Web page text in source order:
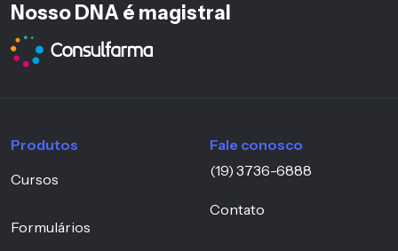
Nosso DNA é magistral
Produtos
Cursos
Formulários
Fale conosco
(19) 3736-6888
Contato